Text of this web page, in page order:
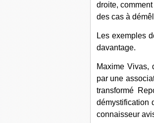
droite,
des cas à
Les exemples
davantage.
Maxime Vivas,
par une
transformé
démystification
connaisseur